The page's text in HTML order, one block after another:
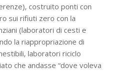
costruito ponti con
sui rifiuti zero con la
(laboratori di cesti e
la riappropriazione di
laboratori riciclo
che andasse “dove voleva